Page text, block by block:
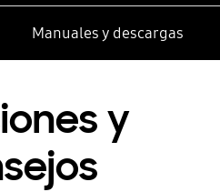
Manuales y descargas
y